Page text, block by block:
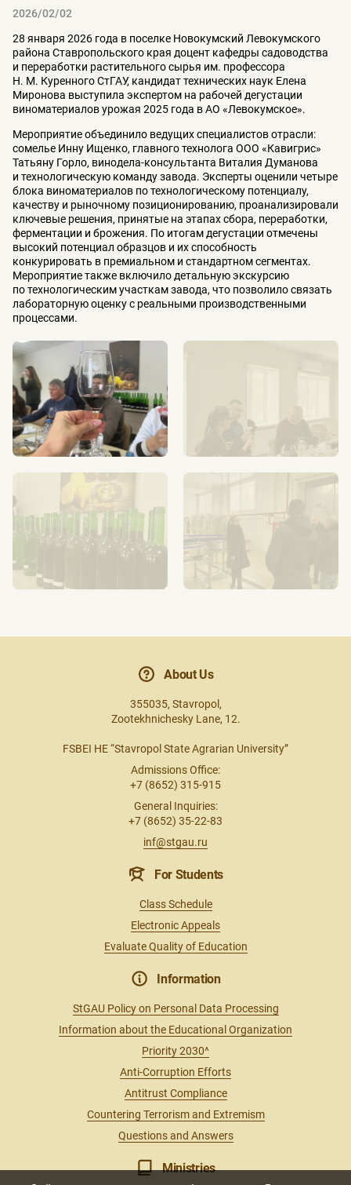
2026/02/02
28 января 2026 года в поселке Новокумский Левокумского
района Ставропольского края доцент кафедры садоводства
и переработки растительного сырья им. профессора
Н. М. Куренного СтГАУ, кандидат технических наук Елена
Миронова выступила экспертом на рабочей дегустации
виноматериалов урожая 2025 года в АО «Левокумское».
Мероприятие объединило ведущих специалистов отрасли:
сомелье Инну Ищенко, главного технолога ООО «Кавигрис»
Татьяну Горло, винодела-консультанта Виталия Думанова
и технологическую команду завода. Эксперты оценили четыре
блока виноматериалов по технологическому потенциалу,
качеству и рыночному позиционированию, проанализировали
ключевые решения, принятые на этапах сбора, переработки,
ферментации и брожения. По итогам дегустации отмечены
высокий потенциал образцов и их способность
конкурировать в премиальном и стандартном сегментах.
Мероприятие также включило детальную экскурсию
по технологическим участкам завода, что позволило связать
лабораторную оценку с реальными производственными
процессами.
About Us
355035, Stavropol,
Zootekhnichesky Lane, 12.
FSBEI HE “Stavropol State Agrarian University”
Admissions Office:
+7 (8652) 315-915
General Inquiries:
+7 (8652) 35-22-83
inf@stgau.ru
For Students
Class Schedule
Electronic Appeals
Evaluate Quality of Education
Information
StGAU Policy on Personal Data Processing
Information about the Educational Organization
Priority 2030^
Anti-Corruption Efforts
Antitrust Compliance
Countering Terrorism and Extremism
Questions and Answers
Ministries